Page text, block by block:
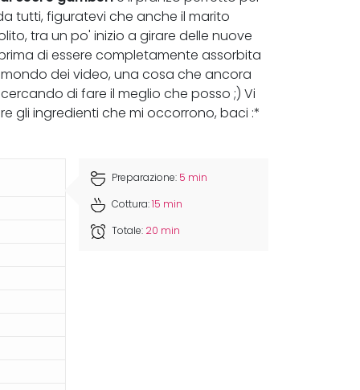
tutti, figuratevi che anche il marito
tra un po' inizio a girare delle nuove
di essere completamente assorbita
dei video, una cosa che ancora
di fare il meglio che posso ;) Vi
gli ingredienti che mi occorrono, baci :*
Preparazione: 5 min
Cottura:15 min
Totale: 20 min